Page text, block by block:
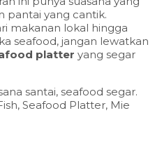
pantai yang cantik.
makanan lokal hingga
seafood, jangan lewatkan
platter yang segar
santai, seafood segar.
Seafood Platter, Mie